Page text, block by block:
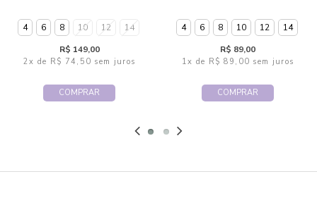
4 6 8 10 12
14
R$ 149,00
2x de R$ 74,50 sem juros
COMPRAR
4 6 8 10 12
14
R$ 89,00
1x de R$ 89,00 sem juros
COMPRAR